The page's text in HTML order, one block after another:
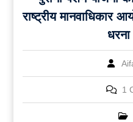
राष्ट्रीय मानवाधिकार
धरना
1